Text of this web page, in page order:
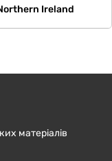
Ireland
матеріалів